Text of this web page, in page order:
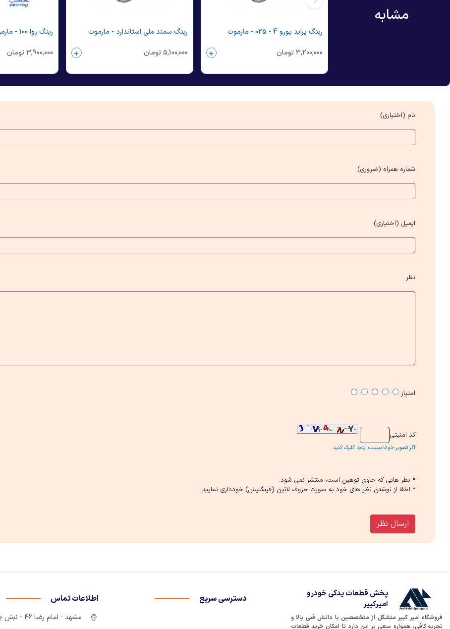
مشابه
رینگ پراید یورو 4 - 025 - مارموت
3,200,000 تومان
رینگ سمند ملی استاندارد - مارموت
5,100,000 تومان
رینگ روا 100 - مارموت
3,900,000 تومان
نام (اختیاری)
شماره همراه (ضروری)
ایمیل (اختیاری)
نظر
امتیاز
كد امنیتی
اگر تصویر خوانا نیست اینجا کلیک کنید
* نظر هایی كه حاوی توهین است، منتشر نمی شود.
* لطفا از نوشتن نظر های خود به صورت حروف لاتین (فینگلیش) خودداری نمایید.
ارسال نظر
پخش قطعات یدکی خودرو
امیرکبیر
فروشگاه امیر کبیر متشکل از متخصصین با دانش فنی بالا و
تجربه کافی، همواره سعی بر این دارد تا امکان خرید قطعات
دسترسی سریع اطلاعات تماس
مشهد - امام رضا 46 - نبش چهارراه سوم